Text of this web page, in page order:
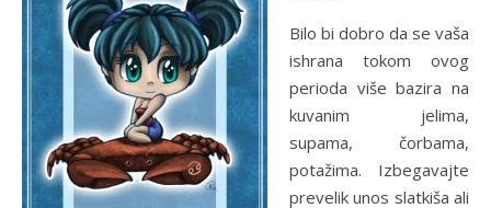
Bilo bi dobro da se vaša
ishrana tokom ovog
perioda više bazira na
kuvanim jelima,
supama, čorbama,
potažima. Izbegavajte
prevelik unos slatkiša ali